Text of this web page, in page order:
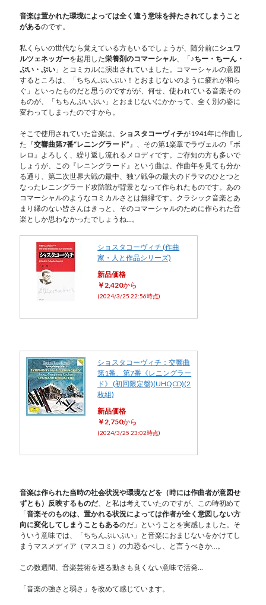
音楽は置かれた環境によっては全く違う意味を持たされてしまうこと
があるのです。
私くらいの世代なら覚えている方もいるでしょうが、随分前にシュワ
ルツェネッガーを起用した栄養剤のコマーシャル、「♪ちー・ちーん・
ぷい・ぷい 」とコミカルに演出されていました。コマーシャルの意図
するところは、「ちちんぷいぷい！とおまじないのように疲れが和ら
ぐ」といったものだと思うのですがが、何せ、使われている音楽その
ものが、「ちちんぷいぷい」とおまじないにかかって、全く別の姿に
変わってしまったのですから。
そこで使用されていた音楽は、 ショスタコーヴィチが1941年に作曲し
た『交響曲第7番“レニングラード”』、その第1楽章でラヴェルの『ボ
レロ』よろしく、繰り返し流れるメロディです。ご存知の方も多いで
しょうが、この『レニングラード』という曲は、作曲年を見ても分か
る通り、第二次世界大戦の最中、独ソ戦争の最大のドラマのひとつと
なったレニングラード攻防戦が背景となって作られたものです。あの
コマーシャルのようなコミカルさとは無縁です。クラシック音楽とあ
まり縁のない皆さんはきっと、そのコマーシャルのために作られた音
楽としか思わなかったでしょうね…。
ショスタコーヴィチ (作曲
家・人と作品シリーズ)
新品価格
￥2,420から
(2024/3/25 22:56時点)
ショスタコーヴィチ：交響曲
第1番、第7番《レニングラー
ド》 (初回限定盤)(UHQCD)(2
枚組)
新品価格
￥2,750から
(2024/3/25 23:02時点)
音楽は作られた当時の社会状況や環境などを（時には作曲者が意図せ
ずとも）反映するものだ、と私は考えていたのですが、この時初めて
「音楽そのものは、置かれる状況によっては作者が全く意図しない方
向に変化してしまうこともあるのだ」ということを実感しました。そ
ういう意味では、「ちちんぷいぷい」と音楽におまじないをかけてし
まうマスメディア（マスコミ）の力恐るべし、と言うべきか…。
この数週間、音楽芸術を巡る動きも良くない意味で活発…
「音楽の強さと弱さ」を改めて感じています。